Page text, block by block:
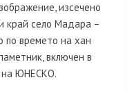
изсечено
край село Мадара –
по времето на хан
включен в
на ЮНЕСКО.